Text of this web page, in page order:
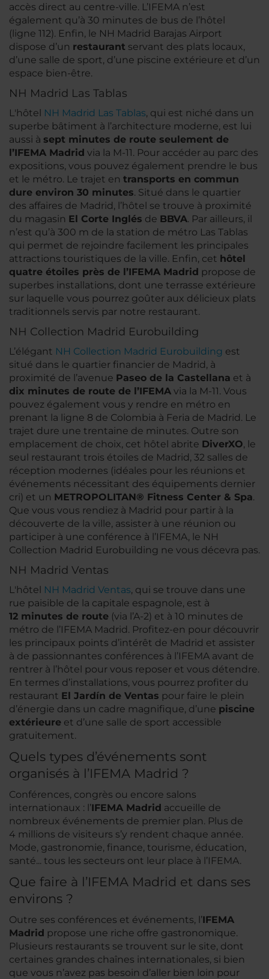
accès direct au centre-ville. L’IFEMA n’est
également qu’à 30 minutes de bus de l’hôtel
(ligne 112). Enfin, le NH Madrid Barajas Airport
dispose d’un restaurant servant des plats locaux,
d’une salle de sport, d’une piscine extérieure et d’un
espace bien-être.
NH Madrid Las Tablas
L'hôtel NH Madrid Las Tablas, qui est niché dans un
superbe bâtiment à l’architecture moderne, est lui
aussi à sept minutes de route seulement de
l’IFEMA Madrid via la M-11. Pour accéder au parc des
expositions, vous pouvez également prendre le bus
et le métro. Le trajet en transports en commun
dure environ 30 minutes. Situé dans le quartier
des affaires de Madrid, l’hôtel se trouve à proximité
du magasin El Corte Inglés de BBVA. Par ailleurs, il
n’est qu’à 300 m de la station de métro Las Tablas
qui permet de rejoindre facilement les principales
attractions touristiques de la ville. Enfin, cet hôtel
quatre étoiles près de l’IFEMA Madrid propose de
superbes installations, dont une terrasse extérieure
sur laquelle vous pourrez goûter aux délicieux plats
traditionnels servis par notre restaurant.
NH Collection Madrid Eurobuilding
L’élégant NH Collection Madrid Eurobuilding est
situé dans le quartier financier de Madrid, à
proximité de l’avenue Paseo de la Castellana et à
dix minutes de route de l’IFEMA via la M-11. Vous
pouvez également vous y rendre en métro en
prenant la ligne 8 de Colombia à Feria de Madrid. Le
trajet dure une trentaine de minutes. Outre son
emplacement de choix, cet hôtel abrite DiverXO, le
seul restaurant trois étoiles de Madrid, 32 salles de
réception modernes (idéales pour les réunions et
événements nécessitant des équipements dernier
cri) et un METROPOLITAN® Fitness Center & Spa.
Que vous vous rendiez à Madrid pour partir à la
découverte de la ville, assister à une réunion ou
participer à une conférence à l’IFEMA, le NH
Collection Madrid Eurobuilding ne vous décevra pas.
NH Madrid Ventas
L'hôtel NH Madrid Ventas, qui se trouve dans une
rue paisible de la capitale espagnole, est à
12 minutes de route (via l’A-2) et à 10 minutes de
métro de l’IFEMA Madrid. Profitez-en pour découvrir
les principaux points d’intérêt de Madrid et assister
à de passionnantes conférences à l’IFEMA avant de
rentrer à l’hôtel pour vous reposer et vous détendre.
En termes d’installations, vous pourrez profiter du
restaurant El Jardín de Ventas pour faire le plein
d’énergie dans un cadre magnifique, d’une piscine
extérieure et d’une salle de sport accessible
gratuitement.
Quels types d’événements sont
organisés à l’IFEMA Madrid ?
Conférences, congrès ou encore salons
internationaux : l’IFEMA Madrid accueille de
nombreux événements de premier plan. Plus de
4 millions de visiteurs s’y rendent chaque année.
Mode, gastronomie, finance, tourisme, éducation,
santé... tous les secteurs ont leur place à l’IFEMA.
Que faire à l’IFEMA Madrid et dans ses
environs ?
Outre ses conférences et événements, l’IFEMA
Madrid propose une riche offre gastronomique.
Plusieurs restaurants se trouvent sur le site, dont
certaines grandes chaînes internationales, si bien
que vous n’avez pas besoin d’aller bien loin pour